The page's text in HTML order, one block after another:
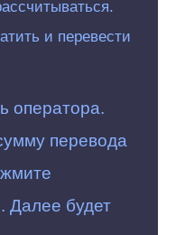
и перевести
оператора.
перевода
Далее будет